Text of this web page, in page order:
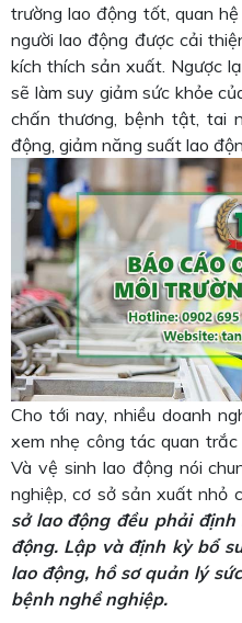
trường lao động tốt, quan
người lao động được cải
kích thích sản xuất. Ngược
sẽ làm suy giảm sức khỏe
chấn thương, bệnh tật, tai
động, giảm năng suất lao
Cho tới nay, nhiều doanh
xem nhẹ công tác quan
Và vệ sinh lao động nói
nghiệp, cơ sở sản xuất nhỏ
sở lao động đều phải
động. Lập và định kỳ bổ
lao động, hồ sơ quản lý
bệnh nghề nghiệp.